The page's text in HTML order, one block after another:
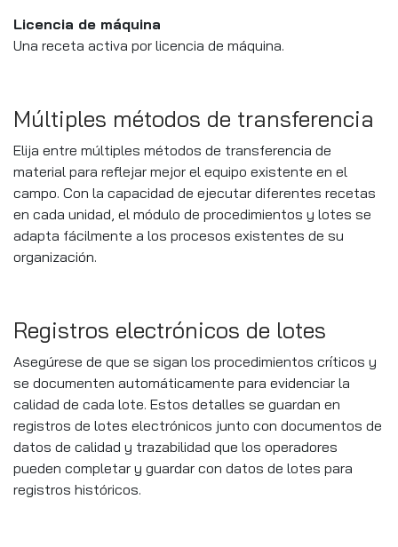
Licencia de máquina
Una receta activa por licencia de máquina.
Múltiples métodos de transferencia
Elija entre múltiples métodos de transferencia de
material para reflejar mejor el equipo existente en el
campo. Con la capacidad de ejecutar diferentes recetas
en cada unidad, el módulo de procedimientos y lotes se
adapta fácilmente a los procesos existentes de su
organización.
Registros electrónicos de lotes
Asegúrese de que se sigan los procedimientos críticos y
se documenten automáticamente para evidenciar la
calidad de cada lote. Estos detalles se guardan en
registros de lotes electrónicos junto con documentos de
datos de calidad y trazabilidad que los operadores
pueden completar y guardar con datos de lotes para
registros históricos.